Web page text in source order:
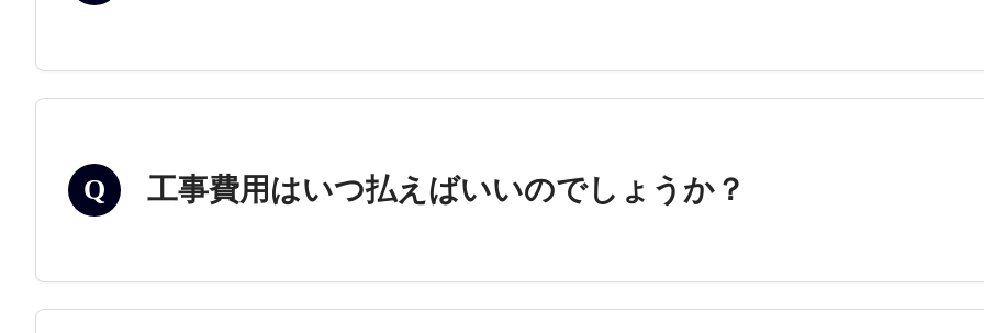
Q 工事費用はいつ払えばいいのでしょうか？